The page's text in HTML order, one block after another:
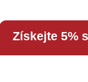
Získejte 5%